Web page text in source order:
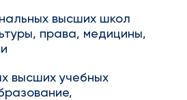
высших школ
права, медицины,
высших учебных